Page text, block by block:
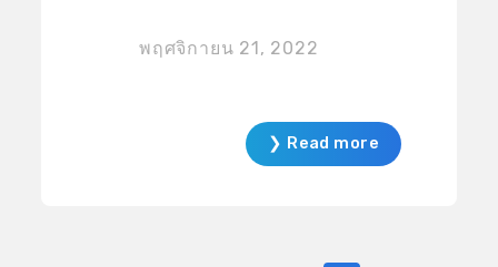
ของน้ำมันในถัง การวิเคราะห์การ
งานนี้ได้รับการตอบรับจากวิศวกร
อาจารย์ นักวิชาการ และผู้ที่อยู่ใน
การขึ้นรูปโลหะก้อนภายใต้หัวข้อ
เทคโนโลยีซอฟต์แวร์จากประเทศ
เยอรมัน ที่ช่วยจำลองพฤติกรรมการ
พฤศจิกายน 21, 2022
❯ Read more